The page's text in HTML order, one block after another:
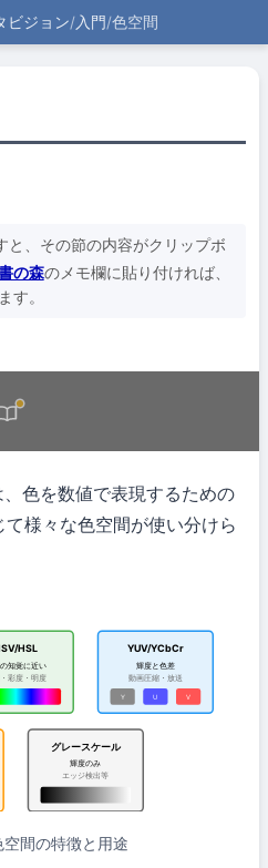
ビジョン/入門/色空間
と、その節の内容がクリップボ
の森のメモ欄に貼り付ければ、
す。
色を数値で表現するための
様々な色空間が使い分けら
HSL
の知覚に近い
彩度・明度
YUV/YCbCr
輝度と色差
動画圧縮・放送
Y U V
グレースケール
輝度のみ
エッジ検出等
空間の特徴と用途